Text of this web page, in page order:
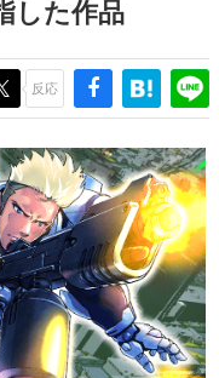
を担う若きクリエイター達
家さんに取材し、ゲームが
史
る主要なトピック・タイト
インタビューや識者による
望できる決定版！
エイターの青春〜
知られるマンガ家・田中圭
トマンガです。
した作品
反応